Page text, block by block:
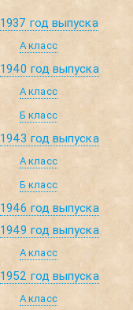
1937 год выпуска
А класс
1940 год выпуска
А класс
Б класс
1943 год выпуска
А класс
Б класс
1946 год выпуска
1949 год выпуска
А класс
1952 год выпуска
А класс